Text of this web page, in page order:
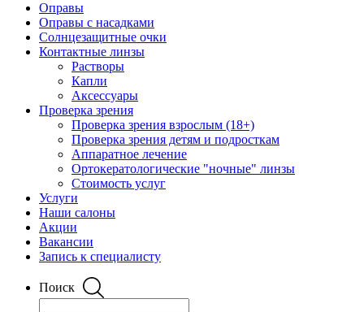
Оправы
Оправы с насадками
Солнцезащитные очки
Контактные линзы
Растворы
Капли
Аксессуары
Проверка зрения
Проверка зрения взрослым (18+)
Проверка зрения детям и подросткам
Аппаратное лечение
Ортокератологические "ночные" линзы
Стоимость услуг
Услуги
Наши салоны
Акции
Вакансии
Запись к специалисту
Поиск